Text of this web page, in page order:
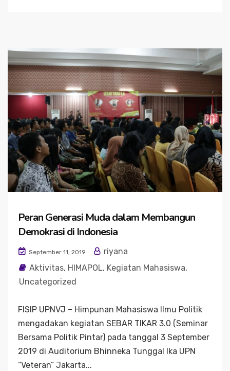
Peran Generasi Muda dalam Membangun
Demokrasi di Indonesia
September 11, 2019
riyana
Aktivitas, HIMAPOL, Kegiatan Mahasiswa,
Uncategorized
FISIP UPNVJ – Himpunan Mahasiswa Ilmu Politik
mengadakan kegiatan SEBAR TIKAR 3.0 (Seminar
Bersama Politik Pintar) pada tanggal 3 September
2019 di Auditorium Bhinneka Tunggal Ika UPN
“Veteran” Jakarta...